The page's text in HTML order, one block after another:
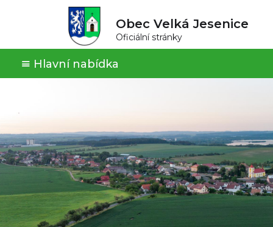
Obec Velká Jesenice
Oficiální stránky
Hlavní nabídka